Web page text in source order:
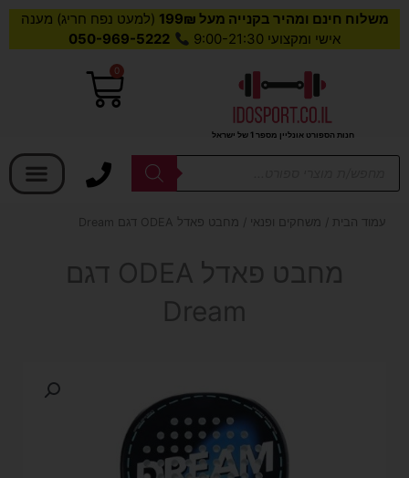
משלוח חינם ומהיר בקנייה מעל 199₪
(למעט נפח חריג) מענה
אישי ומקצועי 9:00-21:30
050-969-5222
חנות הספורט אונליין מספר 1 של ישראל
0
עגלת
Products
עמוד הבית / משחקים ופנאי / מחבט פאדל ODEA דגם Dream
מחבט פאדל ODEA דגם
Dream